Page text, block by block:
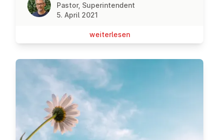
Pastor, Superintendent
5. April 2021
wei­ter­le­sen